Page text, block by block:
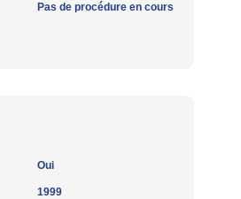
Pas de procédure en cours
Oui
1999